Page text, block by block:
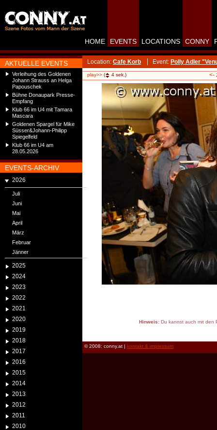
AKTUELLE EVENTS
Verleihung des Goldenen
Johann Strauss an Helga
Papouschek
Bühne Donaupark Presse-
Empfang
Klub 66 im U4 mit Tamara
Mascara
Goldenen Spargel für Mike
Süsser&Johann-Philipp
Spiegelfeld
Klub 66 im U4 am
28.05.2026
EVENTS-ARCHIV
2026
Juli
Juni
Mai
April
März
Februar
Jänner
2025
2024
2023
2022
2021
2020
2019
2018
2017
2016
2015
2014
2013
2012
2011
2010
HOME EVENTS LOCATIONS CONNY
Location: Cafe Korb Event: Polly Adler
play>> ( 4 sek.) <-
Hinweis:Du kannst auch mit den
© 2008: conny.at | kontakt & impressum